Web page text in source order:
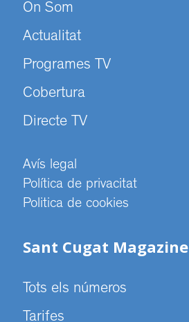
On Som
Actualitat
Programes TV
Cobertura
Directe TV
Avís legal
Política de privacitat
Politica de cookies
Sant Cugat Magazine
Tots els números
Tarifes